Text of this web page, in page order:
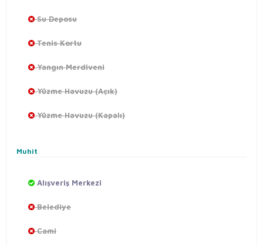
Su Deposu
Tenis Kortu
Yangın Merdiveni
Yüzme Havuzu (Açık)
Yüzme Havuzu (Kapalı)
Muhit
Alışveriş Merkezi
Belediye
Cami